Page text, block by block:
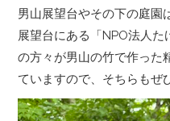
男山展望台やその下の庭園
展望台にある「NPO法人
の方々が男山の竹で作った
ていますので、そちらもぜ